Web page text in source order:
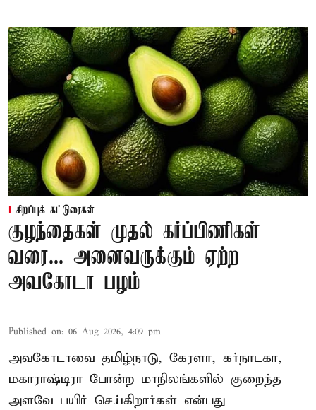
சிறப்புக் கட்டுரைகள்
குழந்தைகள் முதல் கர்ப்பிணிகள்
வரை... அனைவருக்கும் ஏற்ற
அவகோடா பழம்
Published on: 06 Aug 2026, 4:09 pm
அவகோடாவை தமிழ்நாடு, கேரளா, கர்நாடகா,
மகாராஷ்டிரா போன்ற மாநிலங்களில் குறைந்த
அளவே பயிர் செய்கிறார்கள் என்பது